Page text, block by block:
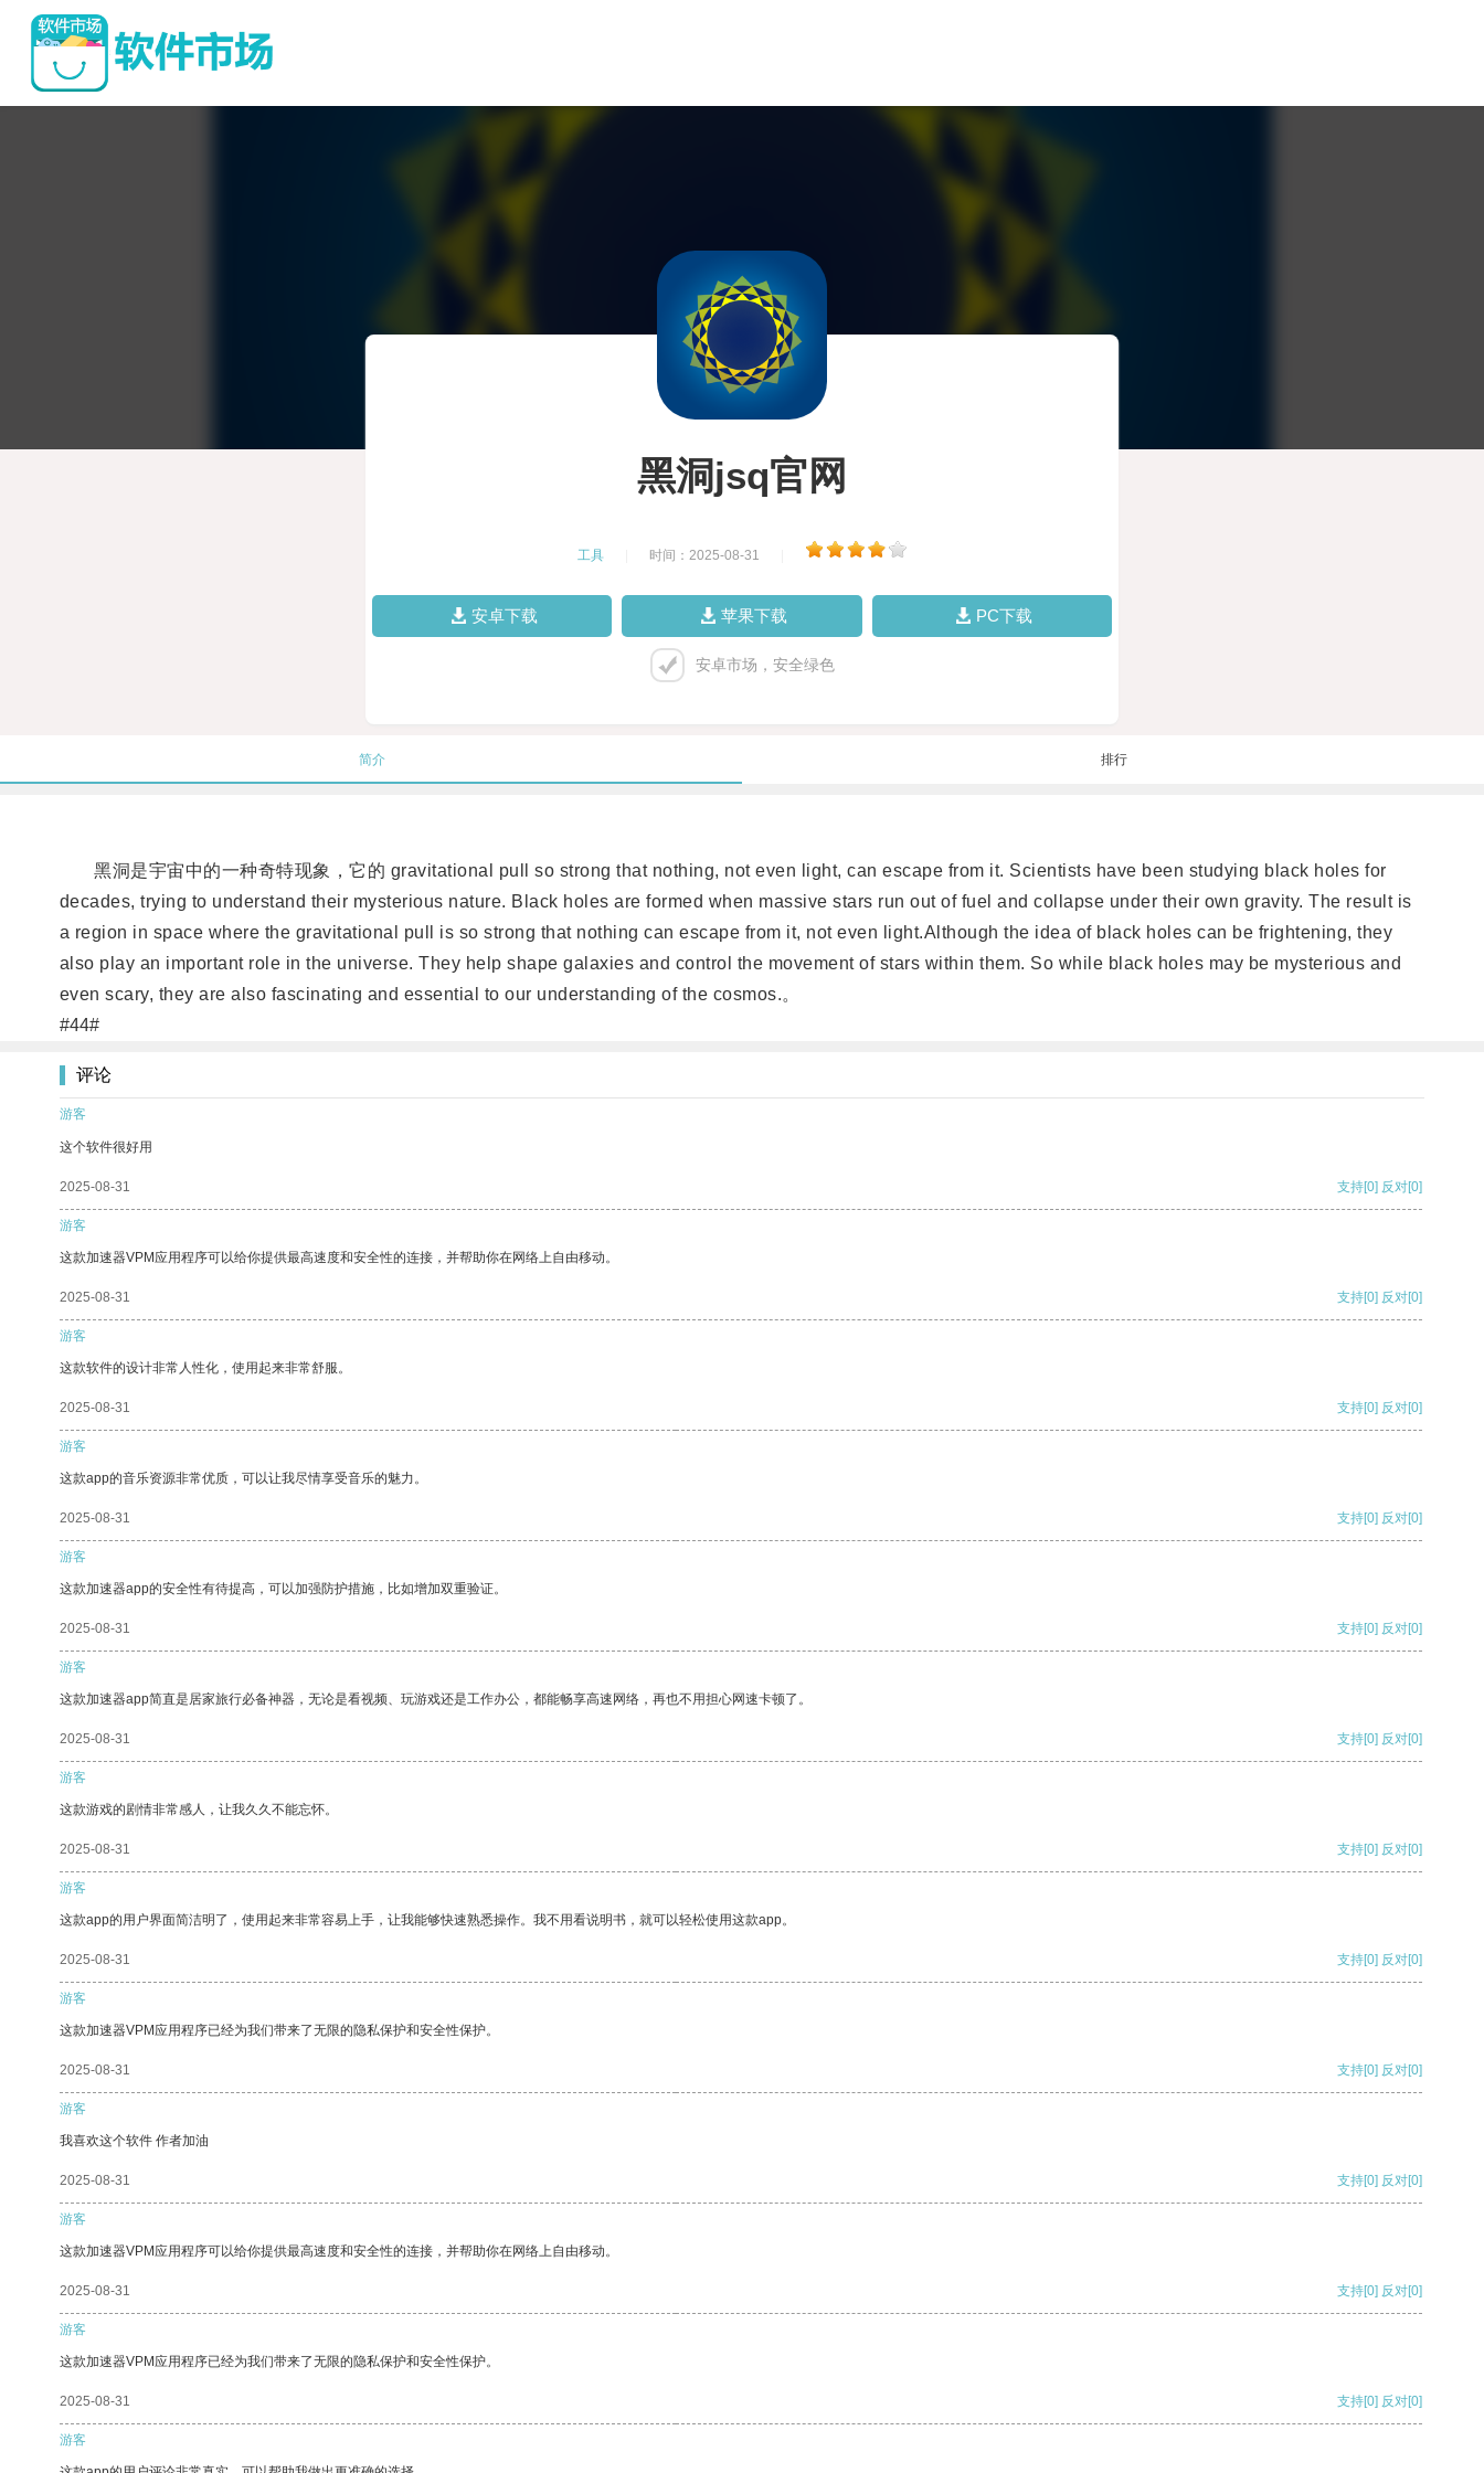
黑洞jsq官网
工具 时间：2025-08-31
安卓下载 苹果下载 PC下载
安卓市场，安全绿色
简介 排行
黑洞是宇宙中的一种奇特现象，它的 gravitational pull so strong that nothing, not even light, can escape from it. Scientists have been studying black holes for
decades, trying to understand their mysterious nature. Black holes are formed when massive stars run out of fuel and collapse under their own gravity. The result is
a region in space where the gravitational pull is so strong that nothing can escape from it, not even light.Although the idea of black holes can be frightening, they
also play an important role in the universe. They help shape galaxies and control the movement of stars within them. So while black holes may be mysterious and
even scary, they are also fascinating and essential to our understanding of the cosmos.。
#44#
评论
游客
这个软件很好用
2025-08-31 支持[0] 反对[0]
游客
这款加速器VPM应用程序可以给你提供最高速度和安全性的连接，并帮助你在网络上自由移动。
2025-08-31 支持[0] 反对[0]
游客
这款软件的设计非常人性化，使用起来非常舒服。
2025-08-31 支持[0] 反对[0]
游客
这款app的音乐资源非常优质，可以让我尽情享受音乐的魅力。
2025-08-31 支持[0] 反对[0]
游客
这款加速器app的安全性有待提高，可以加强防护措施，比如增加双重验证。
2025-08-31 支持[0] 反对[0]
游客
这款加速器app简直是居家旅行必备神器，无论是看视频、玩游戏还是工作办公，都能畅享高速网络，再也不用担心网速卡顿了。
2025-08-31 支持[0] 反对[0]
游客
这款游戏的剧情非常感人，让我久久不能忘怀。
2025-08-31 支持[0] 反对[0]
游客
这款app的用户界面简洁明了，使用起来非常容易上手，让我能够快速熟悉操作。我不用看说明书，就可以轻松使用这款app。
2025-08-31 支持[0] 反对[0]
游客
这款加速器VPM应用程序已经为我们带来了无限的隐私保护和安全性保护。
2025-08-31 支持[0] 反对[0]
游客
我喜欢这个软件 作者加油
2025-08-31 支持[0] 反对[0]
游客
这款加速器VPM应用程序可以给你提供最高速度和安全性的连接，并帮助你在网络上自由移动。
2025-08-31 支持[0] 反对[0]
游客
这款加速器VPM应用程序已经为我们带来了无限的隐私保护和安全性保护。
2025-08-31 支持[0] 反对[0]
游客